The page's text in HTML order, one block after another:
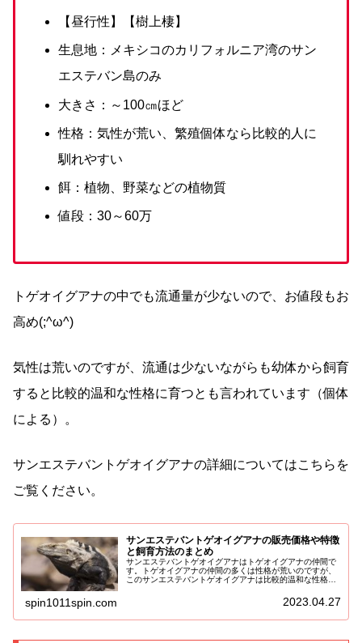
【昼行性】【樹上棲】
生息地：メキシコのカリフォルニア湾のサン
エステバン島のみ
大きさ：～100㎝ほど
性格：気性が荒い、繁殖個体なら比較的人に
馴れやすい
餌：植物、野菜などの植物質
値段：30～60万
トゲオイグアナの中でも流通量が少ないので、お値段もお
高め(;^ω^)
気性は荒いのですが、流通は少ないながらも幼体から飼育
すると比較的温和な性格に育つとも言われています（個体
による）。
サンエステバントゲオイグアナの詳細についてはこちらを
ご覧ください。
サンエステバントゲオイグアナの販売価格や特徴
と飼育方法のまとめ
サンエステバントゲオイグアナはトゲオイグアナの仲間で
す。トゲオイグアナの仲間の多くは性格が荒いのですが、
このサンエステバントゲオイグアナは比較的温和な性格を
spin1011spin.com 2023.04.27